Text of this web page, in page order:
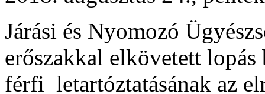
Járási és Nyomozó
erőszakkal elkövetett
férfi letartóztatásának az